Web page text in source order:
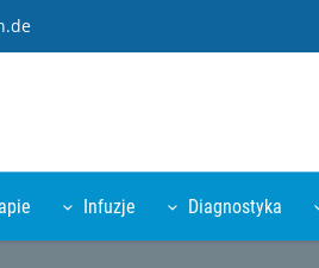
Infuzje Diagnostyka